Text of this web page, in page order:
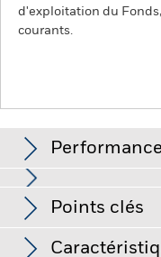
d'exploitation du
courants.
Voir le graphique
La valeur des actions
affectée par les
boursiers. Les autres
Points clés